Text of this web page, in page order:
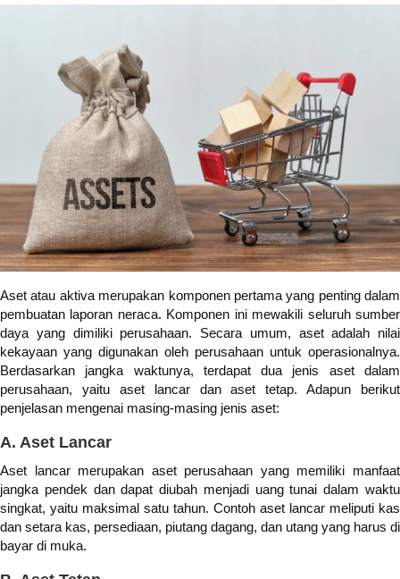
Aset atau aktiva merupakan komponen pertama yang penting dalam
pembuatan laporan neraca. Komponen ini mewakili seluruh sumber
daya yang dimiliki perusahaan. Secara umum, aset adalah nilai
kekayaan yang digunakan oleh perusahaan untuk operasionalnya.
Berdasarkan jangka waktunya, terdapat dua jenis aset dalam
perusahaan, yaitu aset lancar dan aset tetap. Adapun berikut
penjelasan mengenai masing-masing jenis aset:
A. Aset Lancar
Aset lancar merupakan aset perusahaan yang memiliki manfaat
jangka pendek dan dapat diubah menjadi uang tunai dalam waktu
singkat, yaitu maksimal satu tahun. Contoh aset lancar meliputi kas
dan setara kas, persediaan, piutang dagang, dan utang yang harus di
bayar di muka.